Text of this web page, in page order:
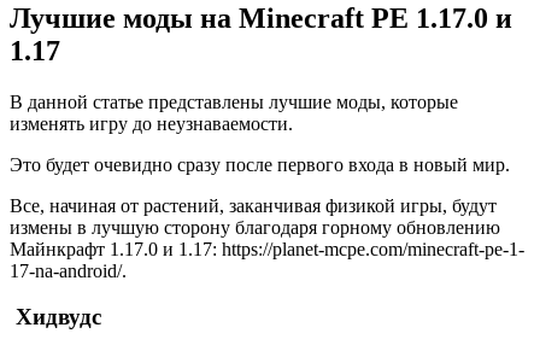
Лучшие моды на Minecraft PE 1.17.0 и
1.17
В данной статье представлены лучшие моды, которые
изменять игру до неузнаваемости.
Это будет очевидно сразу после первого входа в новый мир.
Все, начиная от растений, заканчивая физикой игры, будут
измены в лучшую сторону благодаря горному обновлению
Майнкрафт 1.17.0 и 1.17: https://planet-mcpe.com/minecraft-pe-1-
17-na-android/.
Хидвудс